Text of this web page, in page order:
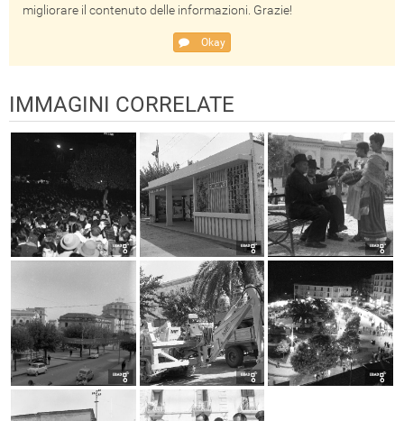
migliorare il contenuto delle informazioni. Grazie!
Okay
IMMAGINI CORRELATE